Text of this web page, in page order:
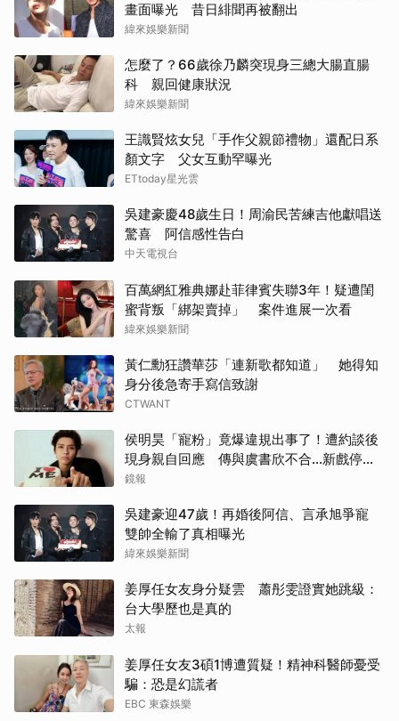
畫面曝光 昔日緋聞再被翻出
緯來娛樂新聞
怎麼了？66歲徐乃麟突現身三總大腸直腸
科 親回健康狀況
緯來娛樂新聞
王識賢炫女兒「手作父親節禮物」還配日系
顏文字 父女互動罕曝光
ETtoday星光雲
吳建豪慶48歲生日！周渝民苦練吉他獻唱送
驚喜 阿信感性告白
中天電視台
百萬網紅雅典娜赴菲律賓失聯3年！疑遭閨
蜜背叛「綁架賣掉」 案件進展一次看
緯來娛樂新聞
黃仁勳狂讚華莎「連新歌都知道」 她得知
身分後急寄手寫信致謝
CTWANT
侯明昊「寵粉」竟爆違規出事了！遭約談後
現身親自回應 傳與虞書欣不合...新戲停拍
真相曝光
鏡報
吳建豪迎47歲！再婚後阿信、言承旭爭寵
雙帥全輸了真相曝光
緯來娛樂新聞
姜厚任女友身分疑雲 蕭彤雯證實她跳級：
台大學歷也是真的
太報
姜厚任女友3碩1博遭質疑！精神科醫師憂受
騙：恐是幻謊者
EBC 東森娛樂